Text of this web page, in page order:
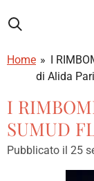
al
principale
Home » I
di Alida
I
SUMUD
Pubblicato il 25